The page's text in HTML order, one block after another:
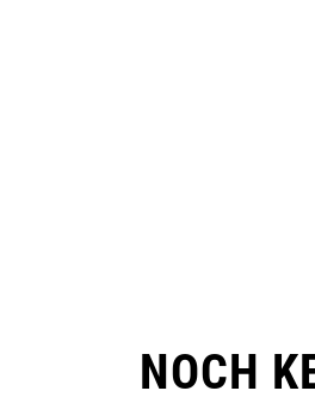
NOCH